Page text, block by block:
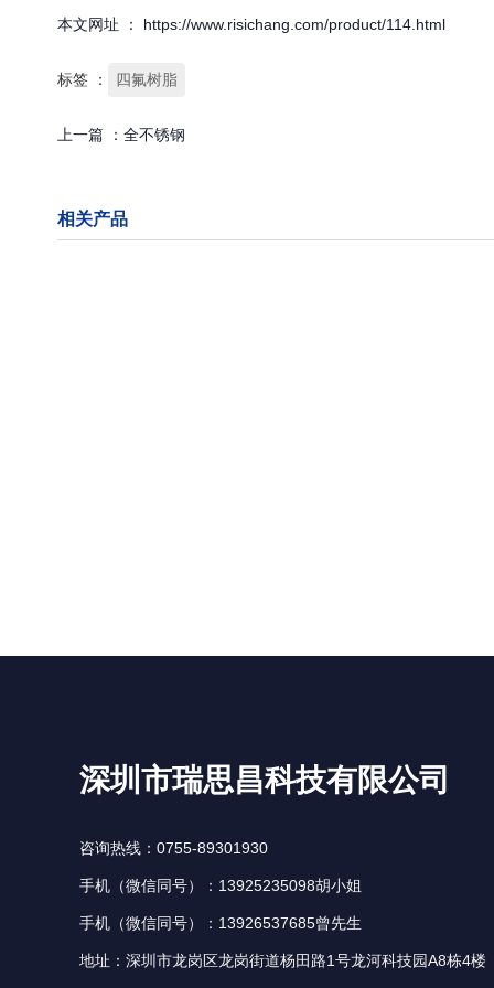
本文网址 ： https://www.risichang.com/product/114.html
标签 ： 四氟树脂
上一篇 ： 全不锈钢
相关产品
深圳市瑞思昌科技有限公司
咨询热线：0755-89301930
手机（微信同号）：13925235098胡小姐
手机（微信同号）：13926537685曾先生
地址：深圳市龙岗区龙岗街道杨田路1号龙河科技园A8栋4楼